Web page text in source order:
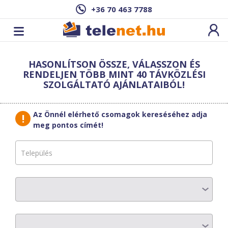
+36 70 463 7788
Ez a csomag sajnos nem elérhető az Ön
címén.Megnézem másik címen!
vissza a szolgáltatásokhoz
PR-TELECOM
HASONLÍTSON ÖSSZE, VÁLASSZON ÉS
RENDELJEN TÖBB MINT 40 TÁVKÖZLÉSI
SZOLGÁLTATÓ AJÁNLATAIBÓL!
Az Önnél elérhető csomagok kereséséhez adja
meg pontos címét!